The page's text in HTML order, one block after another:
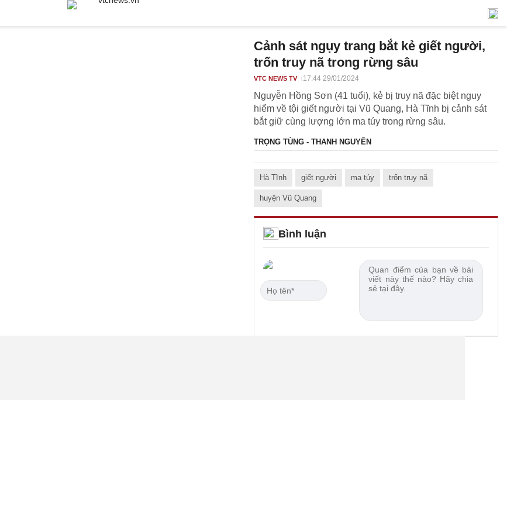
Cảnh sát ngụy trang bắt kẻ giết người,
trốn truy nã trong rừng sâu
VTC NEWS TV 17:44 29/01/2024
Nguyễn Hồng Sơn (41 tuổi), kẻ bị truy nã đặc biệt nguy
hiểm về tội giết người tại Vũ Quang, Hà Tĩnh bị cảnh sát
bắt giữ cùng lượng lớn ma túy trong rừng sâu.
TRỌNG TÙNG - THANH NGUYÊN
Hà Tĩnh giết người ma túy trốn truy nã
huyện Vũ Quang
Bình luận